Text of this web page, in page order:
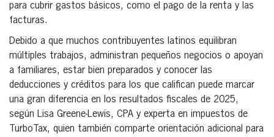
para cubrir gastos básicos, como el pago de la renta y las
facturas.
Debido a que muchos contribuyentes latinos equilibran
múltiples trabajos, administran pequeños negocios o apoyan
a familiares, estar bien preparados y conocer las
deducciones y créditos para los que califican puede marcar
una gran diferencia en los resultados fiscales de 2025,
según Lisa Greene-Lewis, CPA y experta en impuestos de
TurboTax, quien también comparte orientación adicional para